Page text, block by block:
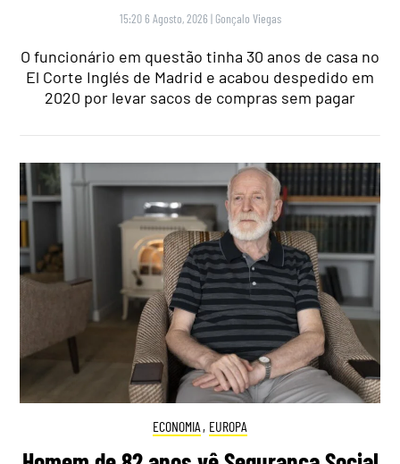
15:20 6 Agosto, 2026 | Gonçalo Viegas
O funcionário em questão tinha 30 anos de casa no
El Corte Inglés de Madrid e acabou despedido em
2020 por levar sacos de compras sem pagar
ECONOMIA , EUROPA